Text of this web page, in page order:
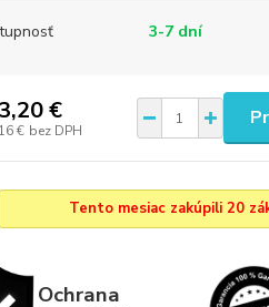
3-7 dní
€
€ bez DPH
Tento mesiac zakúpili 20
Ochrana